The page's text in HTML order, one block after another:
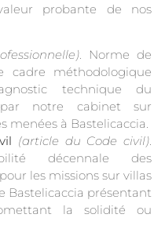
probante de nos
. Norme de
cadre méthodologique
technique du
notre cabinet sur
menées à Bastelicaccia.
(article du Code civil).
décennale des
les missions sur villas
Bastelicaccia présentant
la solidité ou